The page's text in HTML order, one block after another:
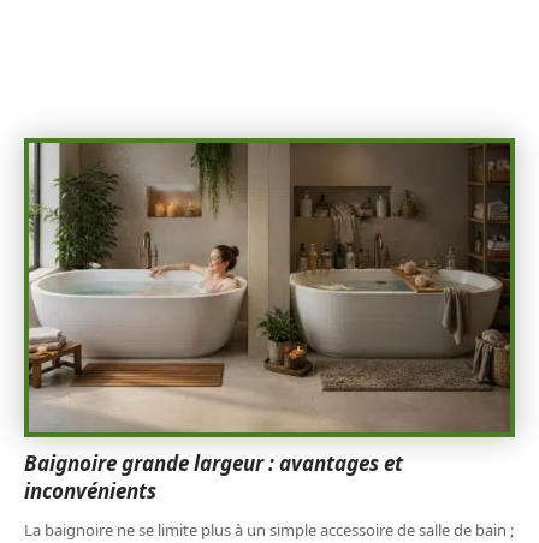
Baignoire grande largeur : avantages et
inconvénients
La baignoire ne se limite plus à un simple accessoire de salle de bain ;